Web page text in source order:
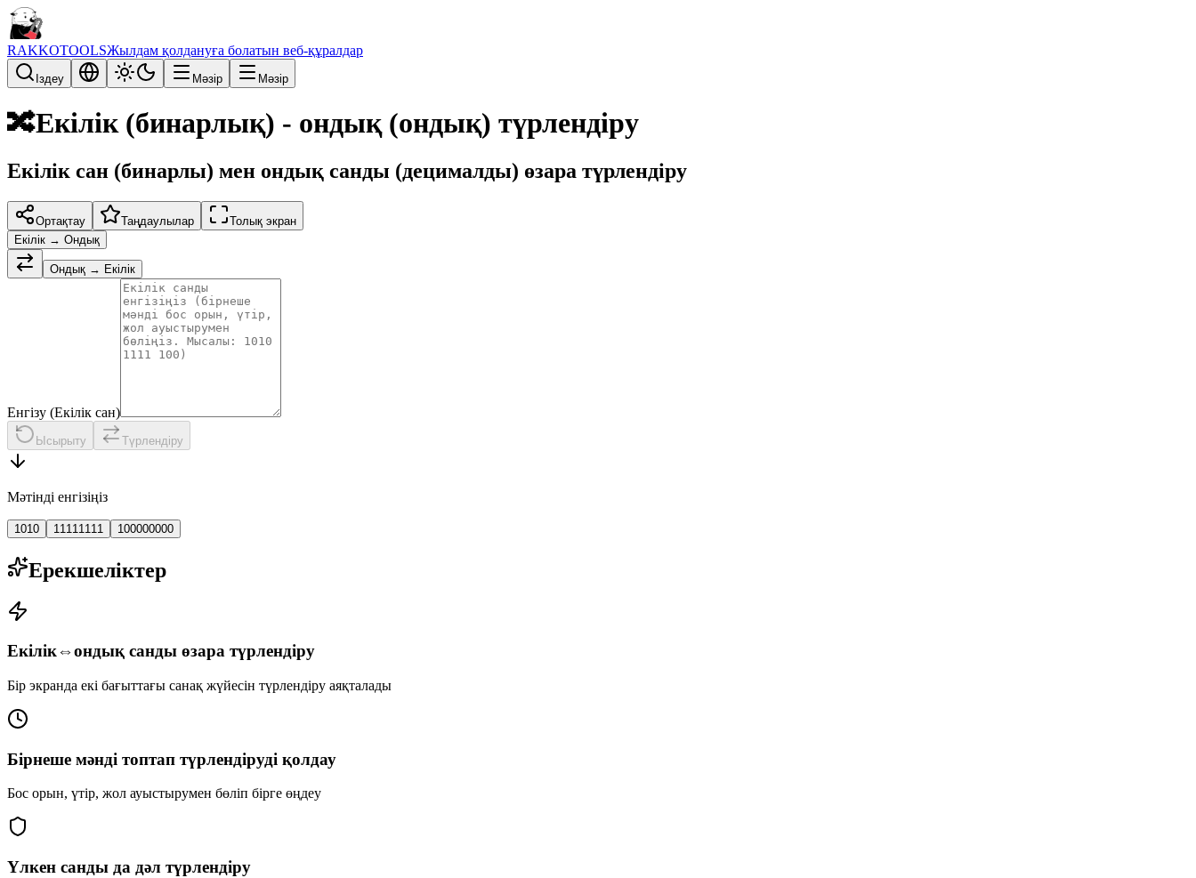
RAKKOTOOLSЖылдам қолдануға болатын веб-құралдар
Іздеу Мәзір Мәзір
🔀Екілік (бинарлық) - ондық (ондық) түрлендіру
Екілік сан (бинарлы) мен ондық санды (децималды) өзара түрлендіру
Ортақтау Таңдаулылар
Толық экран
Екілік → Ондық
Ондық → Екілік
Енгізу (Екілік сан)
Ысырыту Түрлендіру
Мәтінді енгізіңіз
1010 11111111 100000000
Ерекшеліктер
Екілік⇔ондық санды өзара түрлендіру
Бір экранда екі бағыттағы санақ жүйесін түрлендіру аяқталады
Бірнеше мәнді топтап түрлендіруді қолдау
Бос орын, үтір, жол ауыстырумен бөліп бірге өңдеу
Үлкен санды да дәл түрлендіру